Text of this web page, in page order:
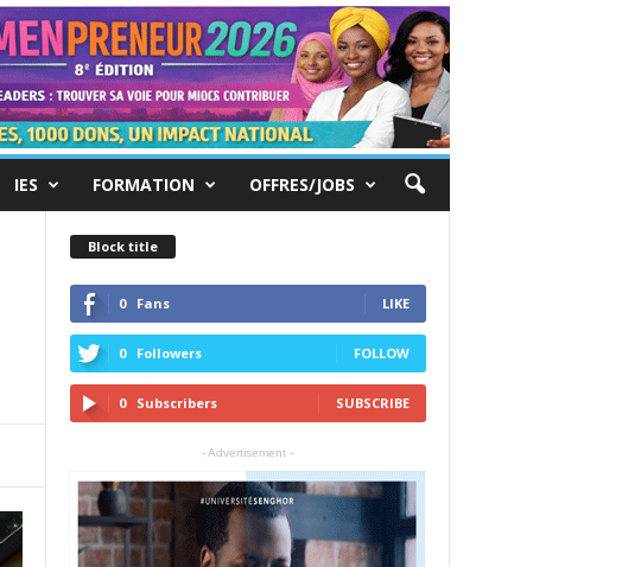
IES FORMATION OFFRES/JOBS
Block title
0 Fans LIKE
0 Followers FOLLOW
0 Subscribers SUBSCRIBE
- Advertisement -